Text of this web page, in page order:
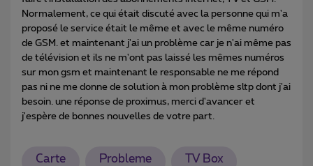
Normalement, ce qui était discuté avec la personne qui m'a
proposé le service était le même et avec le même numéro
de GSM. et maintenant j'ai un problème car je n'ai même pas
de télévision et ils ne m'ont pas laissé les mêmes numéros
sur mon gsm et maintenant le responsable ne me répond
pas ni ne me donne de solution à mon problème sltp dont j'ai
besoin. une réponse de proximus, merci d'avancer et
j'espère de bonnes nouvelles de votre part.
Carte Probleme TV Box